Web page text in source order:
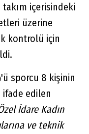
içerisindeki
üzerine
kontrolü için
sporcu 8 kişinin
ifade edilen
İdare Kadın
ve teknik